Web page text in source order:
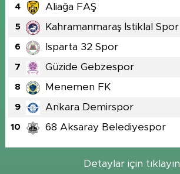
4 Aliağa FAŞ
5 Kahramanmaraş İstiklal Spor
6 Isparta 32 Spor
7 Güzide Gebzespor
8 Menemen FK
9 Ankara Demirspor
10 68 Aksaray Belediyespor
Detaylar için tıklayın